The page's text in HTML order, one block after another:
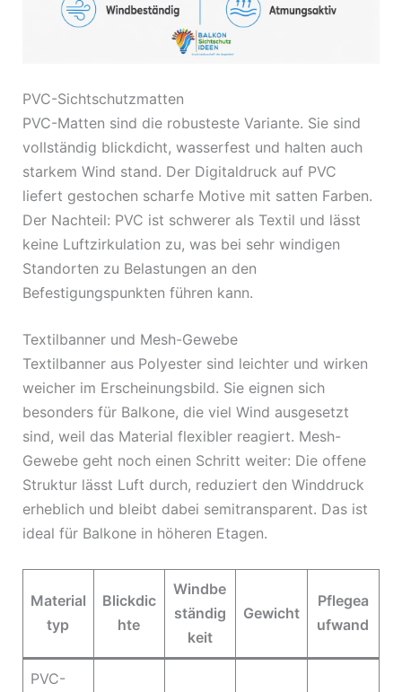
PVC-Sichtschutzmatten
PVC-Matten sind die robusteste Variante. Sie sind
vollständig blickdicht, wasserfest und halten auch
starkem Wind stand. Der Digitaldruck auf PVC
liefert gestochen scharfe Motive mit satten Farben.
Der Nachteil: PVC ist schwerer als Textil und lässt
keine Luftzirkulation zu, was bei sehr windigen
Standorten zu Belastungen an den
Befestigungspunkten führen kann.
Textilbanner und Mesh-Gewebe
Textilbanner aus Polyester sind leichter und wirken
weicher im Erscheinungsbild. Sie eignen sich
besonders für Balkone, die viel Wind ausgesetzt
sind, weil das Material flexibler reagiert. Mesh-
Gewebe geht noch einen Schritt weiter: Die offene
Struktur lässt Luft durch, reduziert den Winddruck
erheblich und bleibt dabei semitransparent. Das ist
ideal für Balkone in höheren Etagen.
Material
typ
Blickdic
hte
Windbe
ständig
keit
Gewicht
Pflegea
ufwand
PVC-